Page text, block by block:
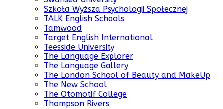
Szkoła Wyższa Psychologii Społecznej
TALK English Schools
Tamwood
Target English International
Teesside University
The Language Explorer
The Language Gallery
The London School of Beauty and MakeUp
The New School
The Otomotif College
Thompson Rivers